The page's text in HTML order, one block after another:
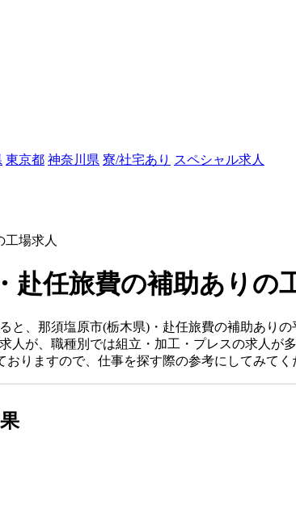
東京都 神奈川県 寮/社宅あり スペシャル求人
場求人
赴任旅費の補助ありの
と、那須塩原市(栃木県)・赴任旅費の補助ありの
人が、職種別では組立・加工・プレスの求人が
りますので、仕事を探す際の参考にしてみてく